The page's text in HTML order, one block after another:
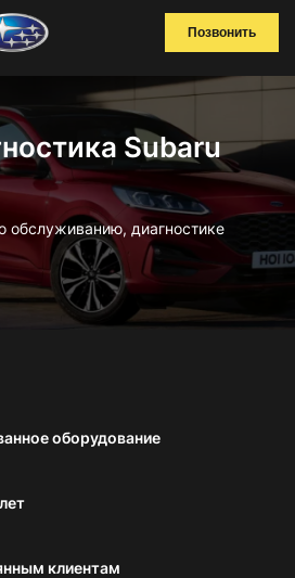
Позвонить
Subaru
обслуживанию, диагностике
оборудование
клиентам